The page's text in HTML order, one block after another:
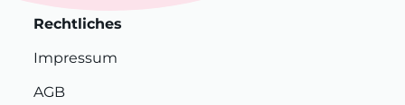
Rechtliches
Impressum
AGB